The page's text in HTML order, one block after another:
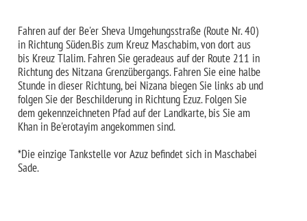
Fahren auf der Be'er Sheva Umgehungsstraße (Route Nr. 40)
in Richtung Süden.Bis zum Kreuz Maschabim, von dort aus
bis Kreuz Tlalim. Fahren Sie geradeaus auf der Route 211 in
Richtung des Nitzana Grenzübergangs. Fahren Sie eine halbe
Stunde in dieser Richtung, bei Nizana biegen Sie links ab und
folgen Sie der Beschilderung in Richtung Ezuz. Folgen Sie
dem gekennzeichneten Pfad auf der Landkarte, bis Sie am
Khan in Be'erotayim angekommen sind.
*Die einzige Tankstelle vor Azuz befindet sich in Maschabei
Sade.